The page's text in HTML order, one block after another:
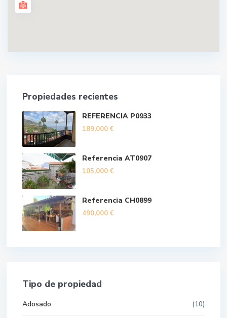
Propiedades recientes
REFERENCIA P0933
189,000 €
Referencia AT0907
105,000 €
Referencia CH0899
490,000 €
Tipo de propiedad
Adosado (10)